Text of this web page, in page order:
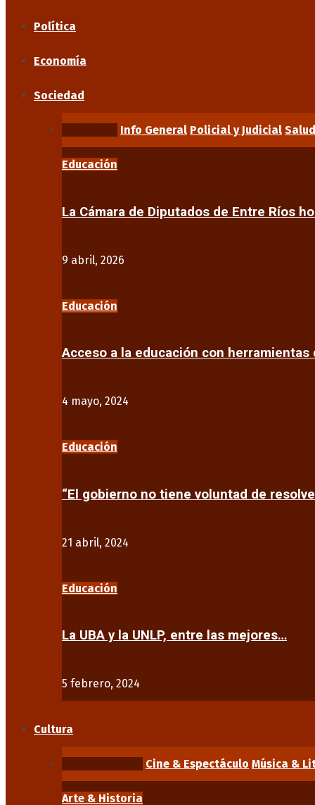
Política
Economía
Sociedad
Info General Policial y Judicial Salud
Educación
La Cámara de Diputados de Entre Ríos
9 abril, 2026
Educación
Acceso a la educación con
4 mayo, 2024
Educación
“El gobierno no tiene voluntad de
21 abril, 2024
Educación
La UBA y la UNLP, entre las mejores…
5 febrero, 2024
Cultura
Cine & Espectáculo Música &
Arte & Historia